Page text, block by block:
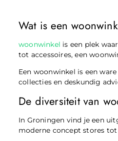
Wat is een
woonwinkel is een plek
tot accessoires, een
Een woonwinkel is een
collecties en deskundig
De diversiteit van
In Groningen vind je een
moderne concept stores